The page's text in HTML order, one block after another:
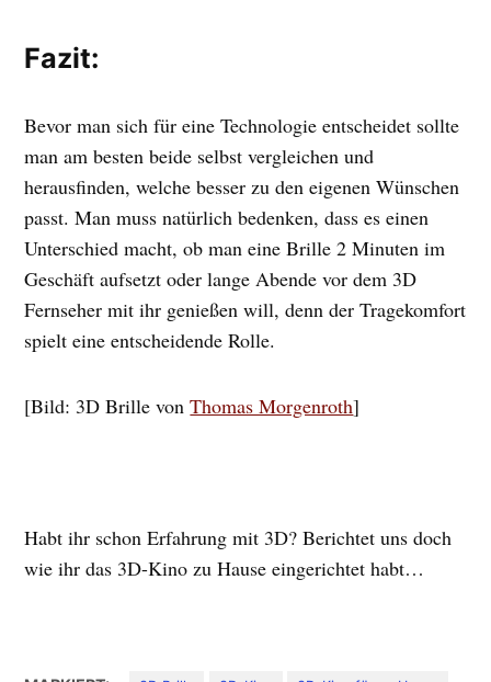
Fazit:
Bevor man sich für eine Technologie entscheidet sollte
man am besten beide selbst vergleichen und
herausfinden, welche besser zu den eigenen Wünschen
passt. Man muss natürlich bedenken, dass es einen
Unterschied macht, ob man eine Brille 2 Minuten im
Geschäft aufsetzt oder lange Abende vor dem 3D
Fernseher mit ihr genießen will, denn der Tragekomfort
spielt eine entscheidende Rolle.
[Bild: 3D Brille vonThomas Morgenroth]
Habt ihr schon Erfahrung mit 3D? Berichtet uns doch
wie ihr das 3D-Kino zu Hause eingerichtet habt…